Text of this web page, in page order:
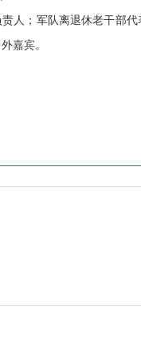
人；军队离退休老干部
嘉宾。